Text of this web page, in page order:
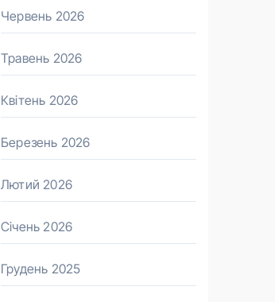
Червень 2026
Травень 2026
Квітень 2026
Березень 2026
Лютий 2026
Січень 2026
Грудень 2025